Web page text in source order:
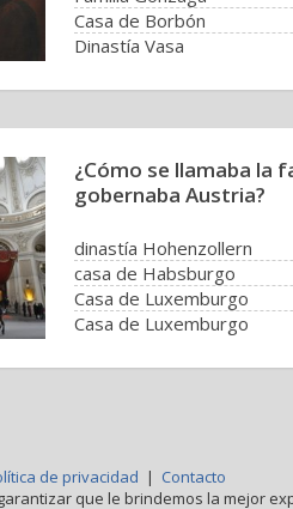
Casa de Borbón
Dinastía Vasa
¿Cómo se llamaba la
gobernaba Austria?
dinastía Hohenzollern
casa de Habsburgo
Casa de Luxemburgo
Casa de Luxemburgo
de privacidad | Contacto
que le brindemos la mejor